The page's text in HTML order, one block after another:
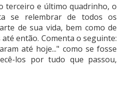
terceiro e último quadrinho, o
se relembrar de todos os
de sua vida, bem como de
então. Comenta o seguinte:
até hoje..." como se fosse
los por tudo que passou,